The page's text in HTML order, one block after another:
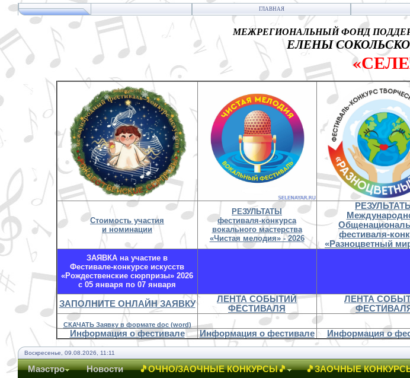
ГЛАВНАЯ
МЕЖРЕГИОНАЛЬНЫЙ ФОНД
ЕЛЕНЫ
Стоимость участия
и номинации
РЕЗУЛЬТАТЫ
фестиваля-конкурса
вокального мастерства
«Чистая мелодия» - 2026
РЕЗУЛЬТАТЫ
фестиваля-
«Разноцветный
ЗАЯВКА на участие в
Фестивале-конкурсе искусств
«Рождественские сюрпризы» 2026
с 05 января по 07 января
ЗАПОЛНИТЕ ОНЛАЙН ЗАЯВКУ
ЛЕНТА СОБЫТИЙ
ФЕСТИВАЛЯ
ЛЕНТА
СКАЧАТЬ Заявку в формате doc (word)
Информация о фестивале Информация о фестивале Информация о
Воскресенье, 09.08.2026, 11:11
Маэстро Новости 🎵ОЧНО/ЗАОЧНЫЕ КОНКУРСЫ🎵 🎵ЗАОЧНЫЕ